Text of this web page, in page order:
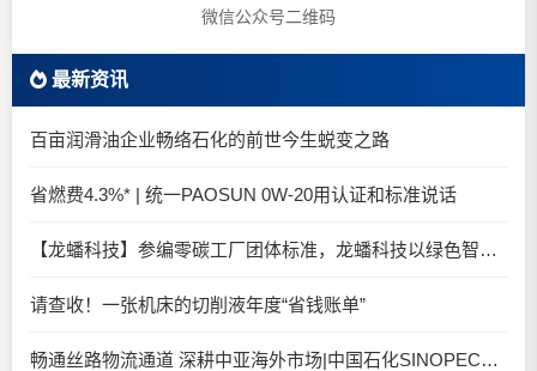
微信公众号二维码
最新资讯
百亩润滑油企业畅络石化的前世今生蜕变之路
省燃费4.3%* | 统一PAOSUN 0W-20用认证和标准说话
【龙蟠科技】参编零碳工厂团体标准，龙蟠科技以绿色智造锚定零碳未来
请查收！一张机床的切削液年度“省钱账单”
畅通丝路物流通道 深耕中亚海外市场|中国石化SINOPEC润滑油北京-阿拉木图图定班列顺利抵达